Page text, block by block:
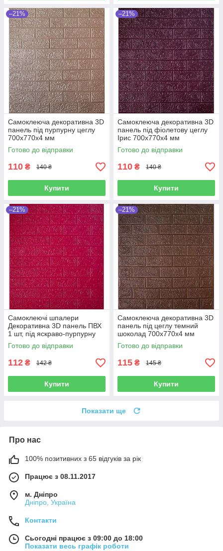
–21%
Самоклеюча декоративна 3D
панель під пурпурну цеглу
700x770x4 мм
Готово до відправки
110 ₴ 140 ₴
Купити
–21%
Самоклеюча декоративна 3D
панель під фіолетову цеглу
Ірис 700x770x4 мм
Готово до відправки
110 ₴ 140 ₴
Купити
–21%
Самоклеючі шпалери
Декоративна 3D панель ПВХ
1 шт, під яскраво-пурпурну
рівну цеглу 700x770x4 мм
Готово до відправки
112 ₴ 142 ₴
Купити
–21%
Самоклеюча декоративна 3D
панель під цеглу темний
шоколад 700x770x4 мм
Готово до відправки
115 ₴ 145 ₴
Купити
Показати ще
Про нас
100% позитивних з 65 відгуків за рік
Працює з 08.11.2017
м. Дніпро
Дніпро, Україна
Контакти
Сьогодні працює з 09:00 до 18:00
Показати весь графік роботи